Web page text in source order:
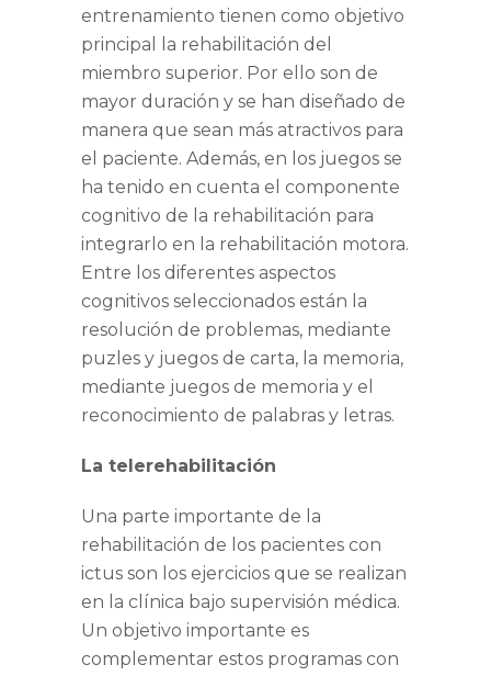
entrenamiento tienen como objetivo
principal la rehabilitación del
miembro superior. Por ello son de
mayor duración y se han diseñado de
manera que sean más atractivos para
el paciente. Además, en los juegos se
ha tenido en cuenta el componente
cognitivo de la rehabilitación para
integrarlo en la rehabilitación motora.
Entre los diferentes aspectos
cognitivos seleccionados están la
resolución de problemas, mediante
puzles y juegos de carta, la memoria,
mediante juegos de memoria y el
reconocimiento de palabras y letras.
La telerehabilitación
Una parte importante de la
rehabilitación de los pacientes con
ictus son los ejercicios que se realizan
en la clínica bajo supervisión médica.
Un objetivo importante es
complementar estos programas con